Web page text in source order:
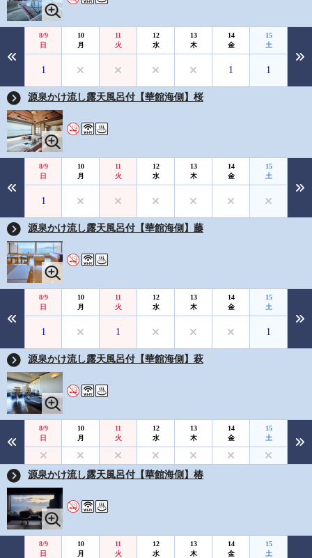
8/9
日
10
月
11
火
12
水
13
木
14
金
15
土
1 1 1
源泉かけ流し露天風呂付【華館海側】桜
8/9
日
10
月
11
火
12
水
13
木
14
金
15
土
1
源泉かけ流し露天風呂付【華館海側】藤
8/9
日
10
月
11
火
12
水
13
木
14
金
15
土
1 1 1
源泉かけ流し露天風呂付【華館海側】萩
8/9
日
10
月
11
火
12
水
13
木
14
金
15
土
源泉かけ流し露天風呂付【華館海側】椿
8/9
日
10
月
11
火
12
水
13
木
14
金
15
土